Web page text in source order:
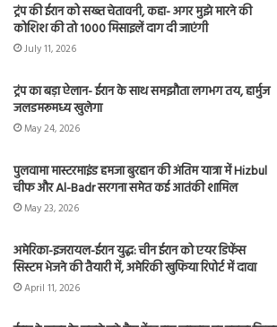
ट्रंप की ईरान को सख्त चेतावनी, कहा- अगर मुझे मारने की
कोशिश की तो 1000 मिसाइलें दाग दी जाएंगी
July 11, 2026
ट्रंप का बड़ा ऐलान- ईरान के साथ समझौता लगभग तय, हार्मुज
जलडमरूमध्य खुलेगा
May 24, 2026
पुलवामा मास्टरमाइंड हमजा बुरहान की अंतिम यात्रा में Hizbul
चीफ और Al-Badr सरगना समेत कई आतंकी शामिल
May 23, 2026
अमेरिका-इजरायल-ईरान युद्ध: चीन ईरान को एयर डिफेंस
सिस्टम भेजने की तैयारी में, अमेरिकी खुफिया रिपोर्ट में दावा
April 11, 2026